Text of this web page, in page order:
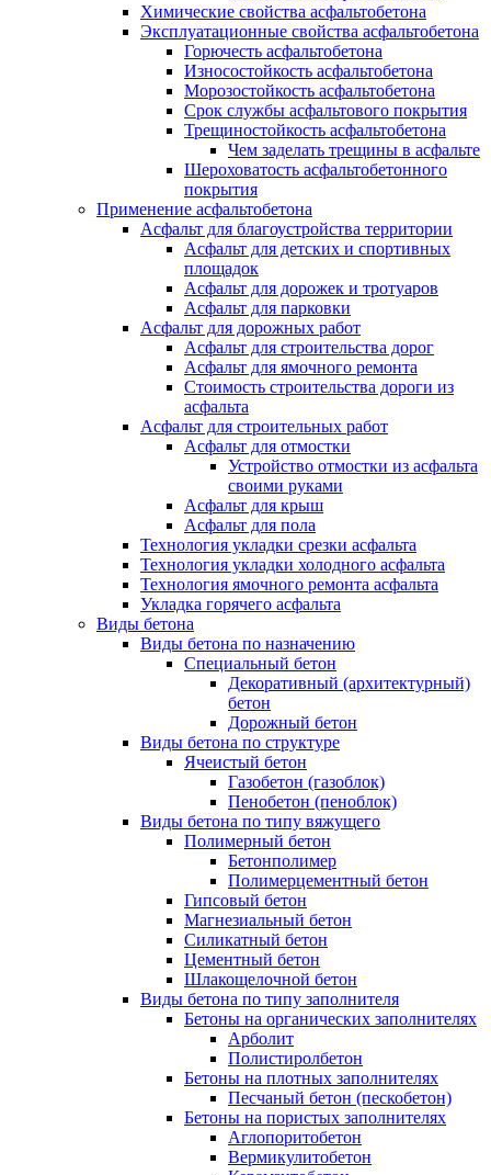
Химические свойства асфальтобетона
Эксплуатационные свойства асфальтобетона
Горючесть асфальтобетона
Износостойкость асфальтобетона
Морозостойкость асфальтобетона
Срок службы асфальтового покрытия
Трещиностойкость асфальтобетона
Чем заделать трещины в асфальте
Шероховатость асфальтобетонного
покрытия
Применение асфальтобетона
Асфальт для благоустройства территории
Асфальт для детских и спортивных
площадок
Асфальт для дорожек и тротуаров
Асфальт для парковки
Асфальт для дорожных работ
Асфальт для строительства дорог
Асфальт для ямочного ремонта
Стоимость строительства дороги из
асфальта
Асфальт для строительных работ
Асфальт для отмостки
Устройство отмостки из асфальта
своими руками
Асфальт для крыш
Асфальт для пола
Технология укладки срезки асфальта
Технология укладки холодного асфальта
Технология ямочного ремонта асфальта
Укладка горячего асфальта
Виды бетона
Виды бетона по назначению
Специальный бетон
Декоративный (архитектурный)
бетон
Дорожный бетон
Виды бетона по структуре
Ячеистый бетон
Газобетон (газоблок)
Пенобетон (пеноблок)
Виды бетона по типу вяжущего
Полимерный бетон
Бетонполимер
Полимерцементный бетон
Гипсовый бетон
Магнезиальный бетон
Силикатный бетон
Цементный бетон
Шлакощелочной бетон
Виды бетона по типу заполнителя
Бетоны на органических заполнителях
Арболит
Полистиролбетон
Бетоны на плотных заполнителях
Песчаный бетон (пескобетон)
Бетоны на пористых заполнителях
Аглопоритобетон
Вермикулитобетон